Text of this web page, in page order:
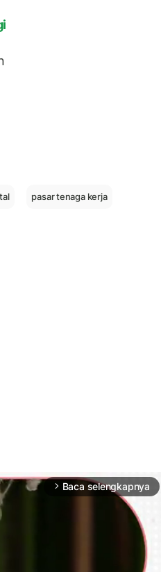
pasar tenaga kerja
arrow_forward_ios Baca selengkapnya